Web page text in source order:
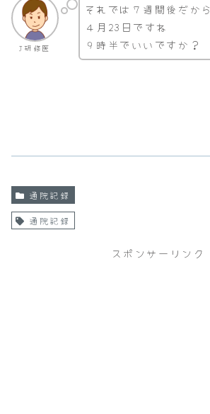
J研修医
それでは７週間後だから
４月23日ですね
９時半でいいですか？
通院記録
通院記録
スポンサーリンク